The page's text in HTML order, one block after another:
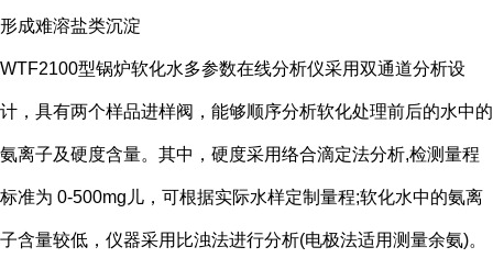
形成难溶盐类沉淀
WTF2100型锅炉软化水多参数在线分析仪采用双通道分析设
计，具有两个样品进样阀，能够顺序分析软化处理前后的水中的
氨离子及硬度含量。其中，硬度采用络合滴定法分析,检测量程
标准为 0-500mg儿，可根据实际水样定制量程;软化水中的氨离
子含量较低，仪器采用比浊法进行分析(电极法适用测量余氨)。